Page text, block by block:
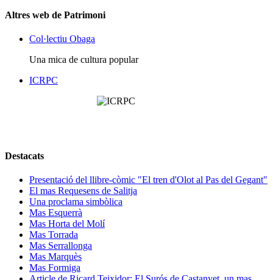
Altres web de Patrimoni
Col·lectiu Obaga
Una mica de cultura popular
ICRPC
Destacats
Presentació del llibre-còmic "El tren d'Olot al Pas del Gegant"
El mas Requesens de Salitja
Una proclama simbòlica
Mas Esquerrà
Mas Horta del Molí
Mas Torrada
Mas Serrallonga
Mas Marquès
Mas Formiga